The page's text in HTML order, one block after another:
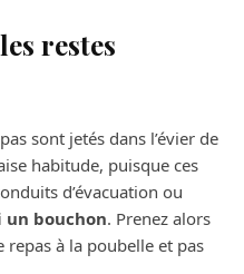
restes
sont jetés dans l’évier de
habitude, puisque ces
d’évacuation ou
bouchon. Prenez alors
repas à la poubelle et pas